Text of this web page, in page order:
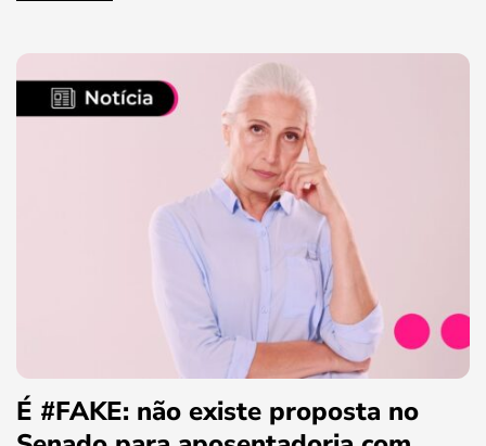
É #FAKE: não existe proposta no